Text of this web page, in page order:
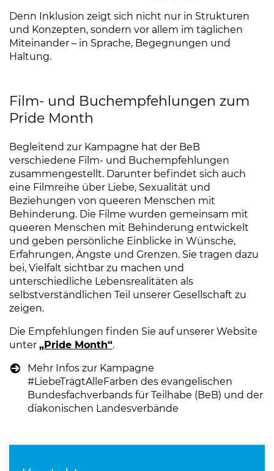
Denn Inklusion zeigt sich nicht nur in Strukturen
und Konzepten, sondern vor allem im täglichen
Miteinander – in Sprache, Begegnungen und
Haltung.
Film- und Buchempfehlungen zum
Pride Month
Begleitend zur Kampagne hat der BeB
verschiedene Film- und Buchempfehlungen
zusammengestellt. Darunter befindet sich auch
eine Filmreihe über Liebe, Sexualität und
Beziehungen von queeren Menschen mit
Behinderung. Die Filme wurden gemeinsam mit
queeren Menschen mit Behinderung entwickelt
und geben persönliche Einblicke in Wünsche,
Erfahrungen, Ängste und Grenzen. Sie tragen dazu
bei, Vielfalt sichtbar zu machen und
unterschiedliche Lebensrealitäten als
selbstverständlichen Teil unserer Gesellschaft zu
zeigen.
Die Empfehlungen finden Sie auf unserer Website
unter „Pride Month“(Link öffnet einen neuen Tab)
.
Mehr Infos zur Kampagne
#LiebeTrägtAlleFarben des evangelischen
Bundesfachverbands für Teilhabe (BeB) und der
diakonischen Landesverbände